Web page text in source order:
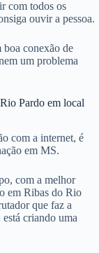
com todos os
ouvir a pessoa.
boa conexão de
um problema
Pardo em local
com a internet, é
em MS.
com a melhor
em Ribas do Rio
que faz a
criando uma